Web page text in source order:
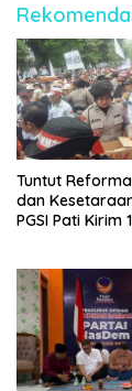
Tuntut
dan
PGSI Pati Kirim